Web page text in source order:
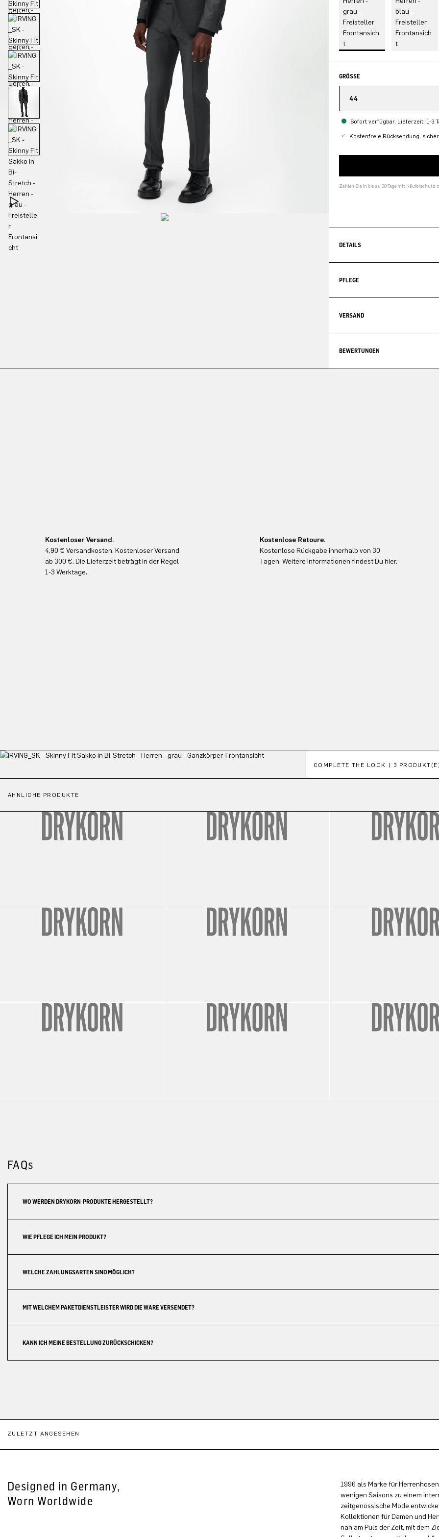
GRÖSSE
44
Sofort verfügbar, Lieferzeit: 1-3
Kostenfreie Rücksendung,
Zahlen Sie in bis zu 30 Tage mit Käuferschutz
DETAILS
PFLEGE
VERSAND
BEWERTUNGEN
Kostenloser Versand.
4,90 € Versandkosten. Kostenloser Versand
ab 300 €. Die Lieferzeit beträgt in der Regel
1-3 Werktage.
Kostenlose Retoure.
Kostenlose Rückgabe innerhalb von 30
Tagen. Weitere Informationen findest Du hier.
COMPLETE THE LOOK | 3
ÄHNLICHE PRODUKTE
FAQs
WO WERDEN DRYKORN-PRODUKTE HERGESTELLT?
WIE PFLEGE ICH MEIN PRODUKT?
WELCHE ZAHLUNGSARTEN SIND MÖGLICH?
MIT WELCHEM PAKETDIENSTLEISTER WIRD DIE WARE VERSENDET?
KANN ICH MEINE BESTELLUNG ZURÜCKSCHICKEN?
ZULETZT ANGESEHEN
Designed in Germany,
Worn Worldwide
1996 als Marke für
wenigen Saisons zu einem
zeitgenössische Mode
Kollektionen für Damen und
nah am Puls der Zeit, mit dem